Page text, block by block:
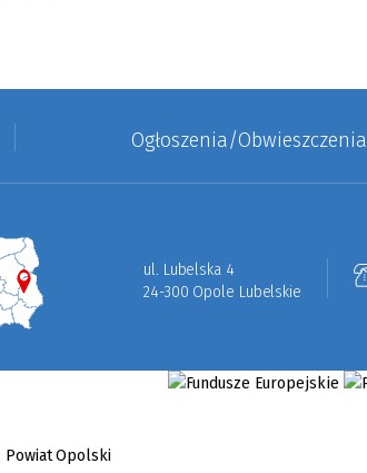
Ogłoszenia/Obwieszczenia
ul. Lubelska 4
24-300 Opole Lubelskie
Powiat Opolski